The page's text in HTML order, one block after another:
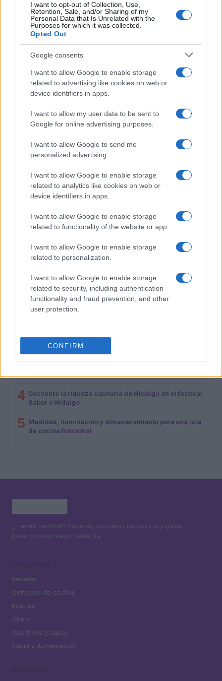
I want to opt-out of Collection, Use,
Retention, Sale, and/or Sharing of my
Personal Data that Is Unrelated with the
Purposes for which it was collected.
Opted Out
Google consents
I want to allow Google to enable storage
related to advertising like cookies on web or
device identifiers in apps.
I want to allow my user data to be sent to
Google for online advertising purposes.
I want to allow Google to send me
personalized advertising.
I want to allow Google to enable storage
related to analytics like cookies on web or
device identifiers in apps.
I want to allow Google to enable storage
related to functionality of the website or app.
I want to allow Google to enable storage
related to personalization.
I want to allow Google to enable storage
related to security, including authentication
functionality and fraud prevention, and other
user protection.
CONFIRM
Medidas, iluminación y almacenamiento para una isla
de cocina funcional
CONSEJOS DE COCINA
Trucos de cocina tradicionales para platos deliciosos
Diego Romero · 3 Ago 2026
MÁS LEÍDOS
Cómo hacer madurar la granada, sigue estos consejos
2 Descubre la historia y la receta del pollo broaster
peruano
3
4 Descubre la riqueza culinaria de Hidalgo en el festival
Sabor a Hidalgo
5 Medidas, iluminación y almacenamiento para una isla
de cocina funcional
¿Tienes hambre? Recetas, consejos de cocina y guías
para cocinar mejor cada día.
Recetas
Consejos de cocina
Postres
Chefs
Aperitivos y tapas
Salud y Alimentación